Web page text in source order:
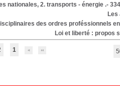
nationales, 2. transports - énergie .-
Les
des ordres proféssionnels
Loi et liberté : propos
1